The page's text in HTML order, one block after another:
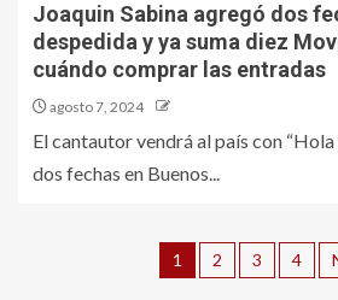
Joaquin Sabina agregó dos
despedida y ya suma diez
cuándo comprar las entradas
agosto 7, 2024
El cantautor vendrá al país con
dos fechas en Buenos...
1 2 3 4